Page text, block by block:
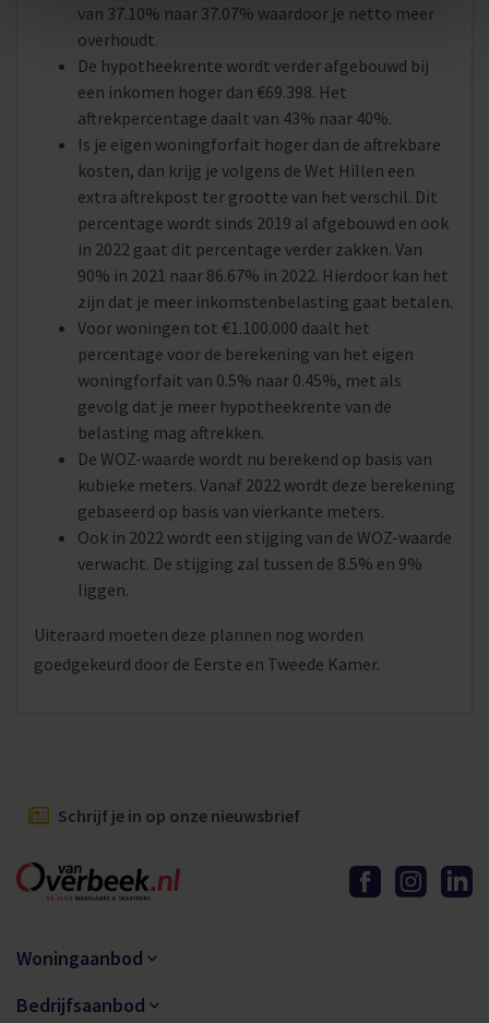
van 37.10% naar 37.07% waardoor je netto meer
overhoudt.
De hypotheekrente wordt verder afgebouwd bij
een inkomen hoger dan €69.398. Het
aftrekpercentage daalt van 43% naar 40%.
Is je eigen woningforfait hoger dan de aftrekbare
kosten, dan krijg je volgens de Wet Hillen een
extra aftrekpost ter grootte van het verschil. Dit
percentage wordt sinds 2019 al afgebouwd en ook
in 2022 gaat dit percentage verder zakken. Van
90% in 2021 naar 86.67% in 2022. Hierdoor kan het
zijn dat je meer inkomstenbelasting gaat betalen.
Voor woningen tot €1.100.000 daalt het
percentage voor de berekening van het eigen
woningforfait van 0.5% naar 0.45%, met als
gevolg dat je meer hypotheekrente van de
belasting mag aftrekken.
De WOZ-waarde wordt nu berekend op basis van
kubieke meters. Vanaf 2022 wordt deze berekening
gebaseerd op basis van vierkante meters.
Ook in 2022 wordt een stijging van de WOZ-waarde
verwacht. De stijging zal tussen de 8.5% en 9%
liggen.
Uiteraard moeten deze plannen nog worden
goedgekeurd door de Eerste en Tweede Kamer.
Schrijf je in op onze nieuwsbrief
Woningaanbod
Bedrijfsaanbod